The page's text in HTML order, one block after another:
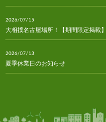
2026/07/15
大相撲名古屋場所！【期間限定掲載
2026/07/13
夏季休業日のお知らせ
2026/07/10
林経新聞にセカンドキャリア支援の
2026/07/06